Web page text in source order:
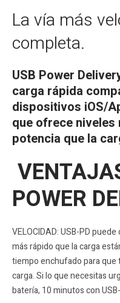
La vía más
completa.
USB Power
carga rápida
dispositivos iOS/
que ofrece niveles
potencia que la
POWER
VELOCIDAD: USB-PD
más rápido que la carga
tiempo enchufado para que
carga. Si lo que necesitas
batería, 10 minutos con